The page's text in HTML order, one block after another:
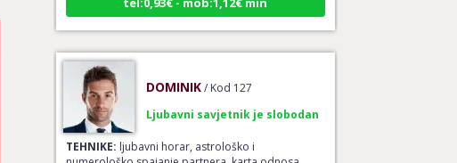
TEHNIKE:ljubavni horar, astrološko i
numerološko spajanje partnera, karta odnosa